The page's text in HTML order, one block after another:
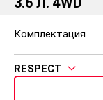
Комплектация
RESPECT